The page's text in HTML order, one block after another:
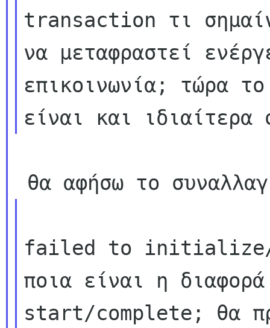
transaction τι
να μεταφραστεί
επικοινωνία; τώρα
failed to
ποια είναι η
start/complete; θα